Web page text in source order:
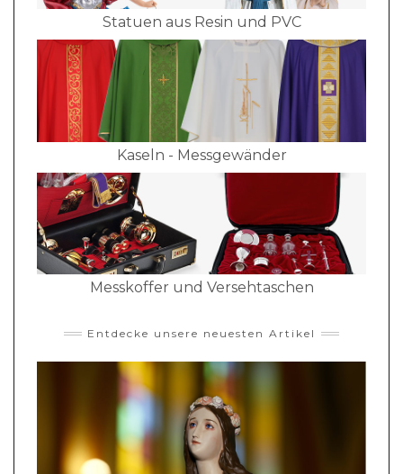
Statuen aus Resin und PVC
Kaseln - Messgewänder
Messkoffer und Versehtaschen
Entdecke unsere neuesten Artikel